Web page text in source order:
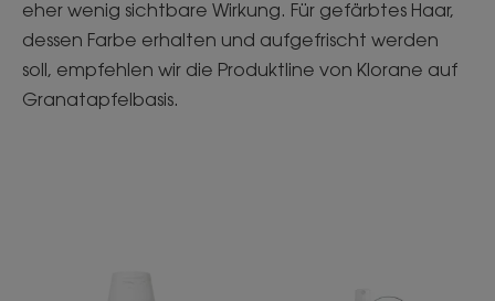
eher wenig sichtbare Wirkung. Für gefärbtes Haar,
dessen Farbe erhalten und aufgefrischt werden
soll, empfehlen wir die Produktline von Klorane auf
Granatapfelbasis.
Spray